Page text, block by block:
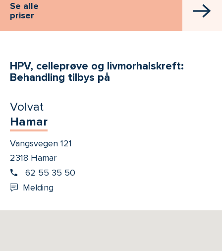
Se alle
priser
HPV, celleprøve og livmorhalskreft:
Behandling tilbys på
Volvat
Hamar
Vangsvegen 121
2318 Hamar
62 55 35 50
Melding